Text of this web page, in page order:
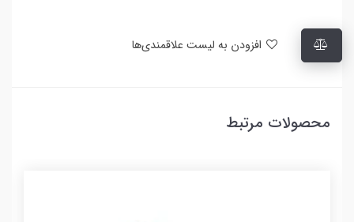
محصولات مرتبط